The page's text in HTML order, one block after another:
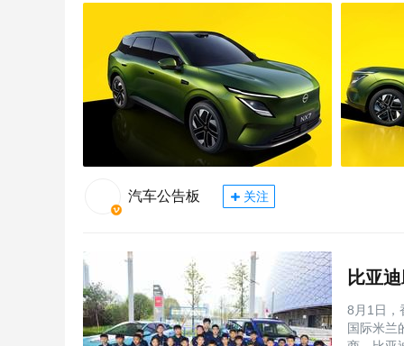
汽车公告板 关注
8月1日，
国际米兰